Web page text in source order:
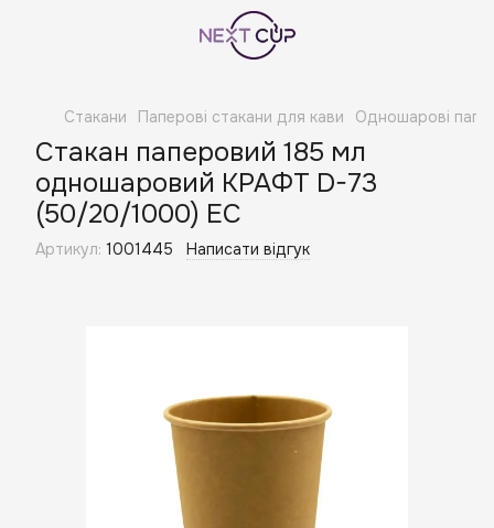
Стакани Паперові стакани для кави Одношарові
Стакан паперовий 185 мл
одношаровий КРАФТ D-73
(50/20/1000) EC
Артикул: 1001445 Написати відгук